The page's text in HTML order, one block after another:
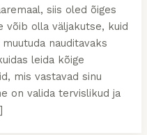
siis oled õiges
võib olla väljakutse, kuid
nauditavaks
leida kõige
mis vastavad sinu
on valida tervislikud ja